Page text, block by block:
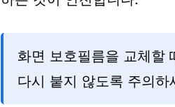
화면 보호필름을 교체할
다시 붙지 않도록 주의